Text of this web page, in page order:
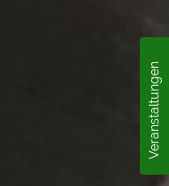
Veranstaltungen